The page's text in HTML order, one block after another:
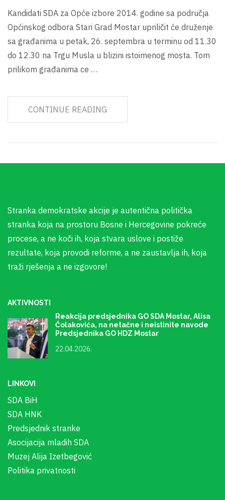
Kandidati SDA za Opće izbore 2014. godine sa područja
Općinskog odbora Stari Grad Mostar upriličit će druženje
sa građanima u petak, 26. septembra u terminu od 11.30
do 12.30 na Trgu Musla u blizini istoimenog mosta. Tom
prilikom građanima ce …
CONTINUE READING
Stranka demokratske akcije je autentična politička
stranka koja na prostoru Bosne i Hercegovine pokreće
procese, a ne koči ih, koja stvara uslove i postiže
rezultate, koja provodi reforme, a ne zaustavlja ih, koja
traži rješenja a ne izgovore!
AKTIVNOSTI
Reakcija predsjednika GO SDA Mostar, Alisa
Čolakovića, na netačne i neistinite navode
Predsjednika GO HDZ Mostar
22.04.2026.
LINKOVI
SDA BiH
SDA HNK
Predsjednik stranke
Asocijacija mladih SDA
Muzej Alija Izetbegović
Politika privatnosti